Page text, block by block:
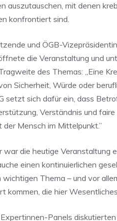
auszutauschen, mit denen
konfrontiert sind.
und ÖGB-
die Veranstaltung und
des Themas: „Eine
Sicherheit, Würde oder
setzt sich dafür ein, dass
Verständnis und
Mensch im Mittelpunkt.”
war die heutige Veranstaltung
einen kontinuierlichen
wichtigen Thema – und vor
kommen, die hier
Panels